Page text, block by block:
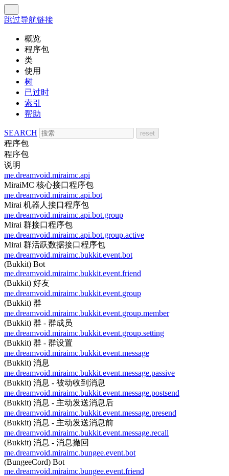
跳过导航链接
概览
程序包
类
使用
树
已过时
索引
帮助
SEARCH
程序包
程序包
说明
me.dreamvoid.miraimc.api
MiraiMC 核心接口程序包
me.dreamvoid.miraimc.api.bot
Mirai 机器人接口程序包
me.dreamvoid.miraimc.api.bot.group
Mirai 群接口程序包
me.dreamvoid.miraimc.api.bot.group.active
Mirai 群活跃数据接口程序包
me.dreamvoid.miraimc.bukkit.event.bot
(Bukkit) Bot
me.dreamvoid.miraimc.bukkit.event.friend
(Bukkit) 好友
me.dreamvoid.miraimc.bukkit.event.group
(Bukkit) 群
me.dreamvoid.miraimc.bukkit.event.group.member
(Bukkit) 群 - 群成员
me.dreamvoid.miraimc.bukkit.event.group.setting
(Bukkit) 群 - 群设置
me.dreamvoid.miraimc.bukkit.event.message
(Bukkit) 消息
me.dreamvoid.miraimc.bukkit.event.message.passive
(Bukkit) 消息 - 被动收到消息
me.dreamvoid.miraimc.bukkit.event.message.postsend
(Bukkit) 消息 - 主动发送消息后
me.dreamvoid.miraimc.bukkit.event.message.presend
(Bukkit) 消息 - 主动发送消息前
me.dreamvoid.miraimc.bukkit.event.message.recall
(Bukkit) 消息 - 消息撤回
me.dreamvoid.miraimc.bungee.event.bot
(BungeeCord) Bot
me.dreamvoid.miraimc.bungee.event.friend